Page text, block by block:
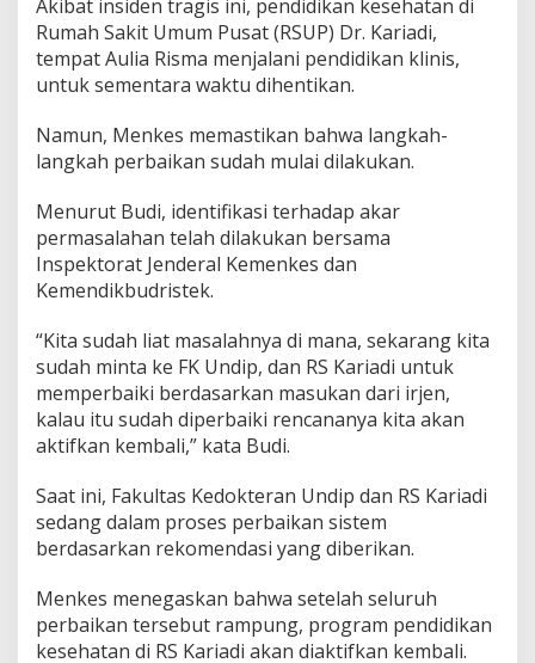
D
i
a
i
Akibat insiden tragis ini, pendidikan kesehatan di
Rumah Sakit Umum Pusat (RSUP) Dr. Kariadi,
tempat Aulia Risma menjalani pendidikan klinis,
untuk sementara waktu dihentikan.
Namun, Menkes memastikan bahwa langkah-
langkah perbaikan sudah mulai dilakukan.
Menurut Budi, identifikasi terhadap akar
permasalahan telah dilakukan bersama
Inspektorat Jenderal Kemenkes dan
Kemendikbudristek.
“Kita sudah liat masalahnya di mana, sekarang kita
sudah minta ke FK Undip, dan RS Kariadi untuk
memperbaiki berdasarkan masukan dari irjen,
kalau itu sudah diperbaiki rencananya kita akan
aktifkan kembali,” kata Budi.
Saat ini, Fakultas Kedokteran Undip dan RS Kariadi
sedang dalam proses perbaikan sistem
berdasarkan rekomendasi yang diberikan.
Menkes menegaskan bahwa setelah seluruh
perbaikan tersebut rampung, program pendidikan
kesehatan di RS Kariadi akan diaktifkan kembali.